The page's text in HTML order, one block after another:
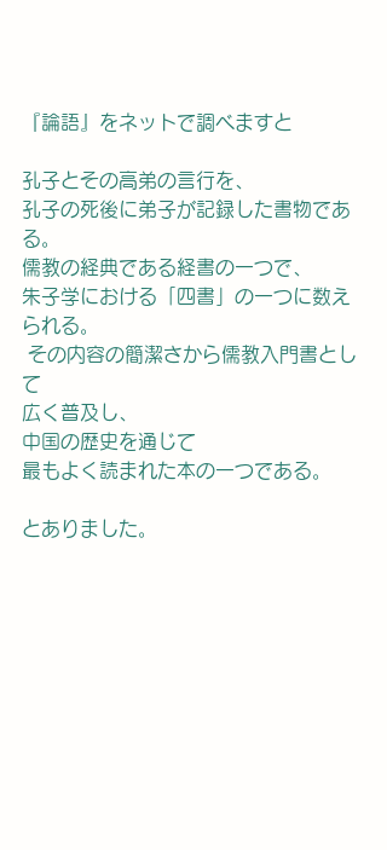
『論語』をネットで調べますと
孔子とその高弟の言行を、
孔子の死後に弟子が記録した書物であ
る。
儒教の経典である経書の一つで、
朱子学における「四書」の一つに数え
られる。
て
広く普及し、
中国の歴史を通じて
最もよく読まれた本の一つである。
とありました。